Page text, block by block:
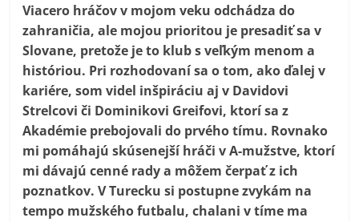
Viacero hráčov v mojom veku odchádza do
zahraničia, ale mojou prioritou je presadiť sa v
Slovane, pretože je to klub s veľkým menom a
históriou. Pri rozhodovaní sa o tom, ako ďalej v
kariére, som videl inšpiráciu aj v Davidovi
Strelcovi či Dominikovi Greifovi, ktorí sa z
Akadémie prebojovali do prvého tímu. Rovnako
mi pomáhajú skúsenejší hráči v A-mužstve, ktorí
mi dávajú cenné rady a môžem čerpať z ich
poznatkov. V Turecku si postupne zvykám na
tempo mužského futbalu, chalani v tíme ma